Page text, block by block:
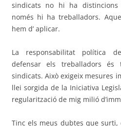
sindicats no hi ha distincions
només hi ha treballadors.
hem d’ aplicar.
La responsabilitat política
defensar els treballadors
sindicats. Això exigeix mesures
llei sorgida de la Iniciativa
regularització de mig milió
Tinc els meus dubtes que surti,